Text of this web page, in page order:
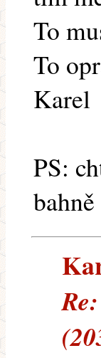
To
To
Karel
PS: